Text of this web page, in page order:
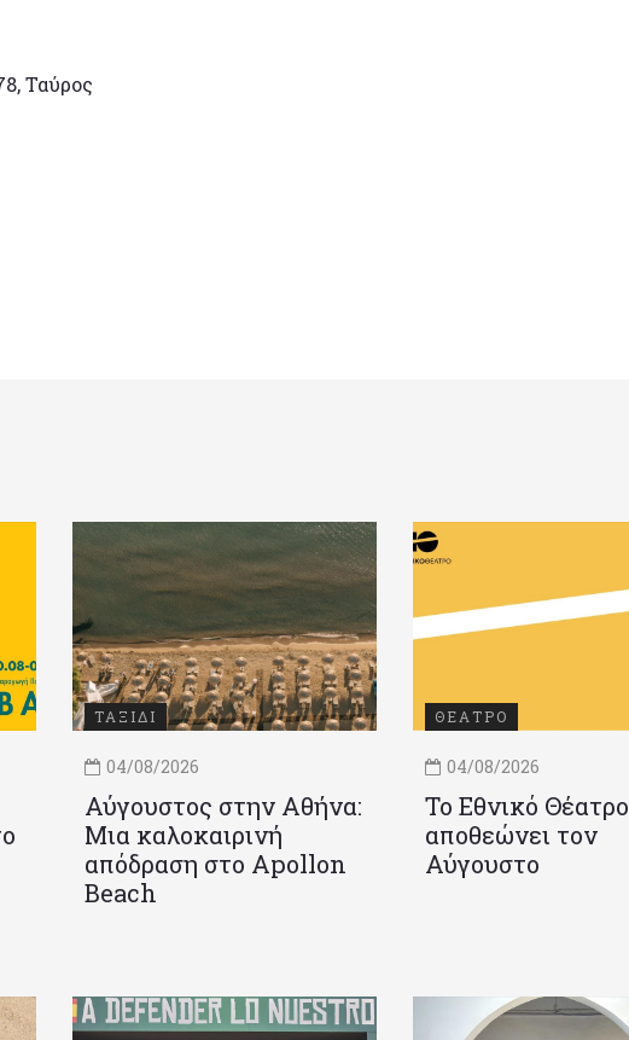
Ταύρος
ΤΑΞΙΔΙ
04/08/2026
Αύγουστος στην Αθήνα:
Μια καλοκαιρινή
απόδραση στο Apollon
Beach
ΘΕΑΤΡΟ
04/08/2026
Το Εθνικό Θέατρο
αποθεώνει τον
Αύγουστο